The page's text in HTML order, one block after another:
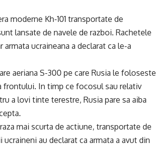
moderne Kh-101 transportate de
lansate de navele de razboi. Rachetele
ucraineana a declarat ca le-a
aeriana S-300 pe care Rusia le foloseste
In timp ce focosul sau relativ
a lovi tinte terestre, Rusia pare sa aiba
mai scurta de actiune, transportate de
au declarat ca armata a avut din